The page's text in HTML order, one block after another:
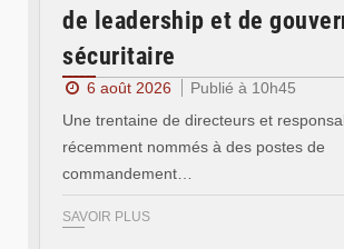
de leadership et de
sécuritaire
6 août 2026
Publié à 10h45
Une trentaine de directeurs et
récemment nommés à des postes de
commandement…
SAVOIR PLUS